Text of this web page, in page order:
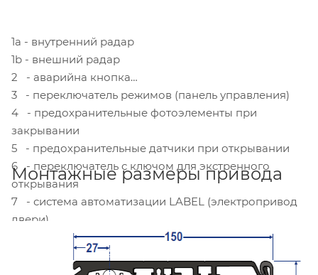
1а - внутренний радар
1b - внешний радар
2 - аварийна кнопка
3 - переключатель режимов (панель управления)
4 - предохранительные фотоэлементы при
закрывании
5 - предохранительные датчики при открывании
6 - переключатель с ключом для экстренного
открывания
7 - система автоматизации LABEL (электропривод
двери)
Монтажные размеры привода